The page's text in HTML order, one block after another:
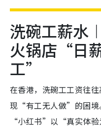
洗碗工薪水
火锅店“日
工”
在香港，洗碗工工资往
现“有工无人做”的困境
“小红书”以“真实体验